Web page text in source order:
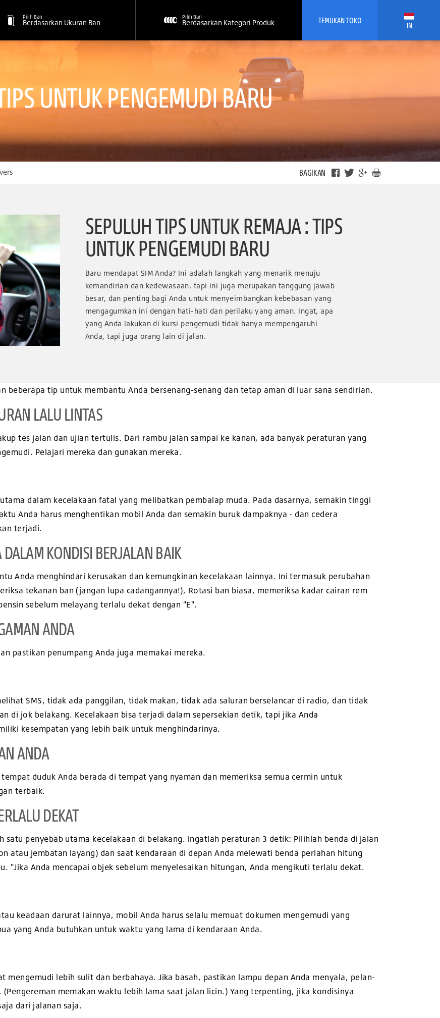
Pilih Ban
Berdasarkan Ukuran Ban
Pilih Ban
Berdasarkan Kategori Produk TEMUKAN TOKO IN
UNTUK PENGEMUDI BARU
BAGIKAN
SEPULUH TIPS UNTUK REMAJA : TIPS
UNTUK PENGEMUDI BARU
Baru mendapat SIM Anda? Ini adalah langkah yang menarik menuju
kemandirian dan kedewasaan, tapi ini juga merupakan tanggung jawab
besar, dan penting bagi Anda untuk menyeimbangkan kebebasan yang
mengagumkan ini dengan hati-hati dan perilaku yang aman. Ingat, apa
yang Anda lakukan di kursi pengemudi tidak hanya mempengaruhi
Anda, tapi juga orang lain di jalan.
beberapa tip untuk membantu Anda bersenang-senang dan tetap aman di luar sana sendirian.
LALU LINTAS
tes jalan dan ujian tertulis. Dari rambu jalan sampai ke kanan, ada banyak peraturan yang
Pelajari mereka dan gunakan mereka.
dalam kecelakaan fatal yang melibatkan pembalap muda. Pada dasarnya, semakin tinggi
Anda harus menghentikan mobil Anda dan semakin buruk dampaknya - dan cedera
terjadi.
KONDISI BERJALAN BAIK
Anda menghindari kerusakan dan kemungkinan kecelakaan lainnya. Ini termasuk perubahan
tekanan ban (jangan lupa cadangannya!), Rotasi ban biasa, memeriksa kadar cairan rem
sebelum melayang terlalu dekat dengan "E".
ANDA
pastikan penumpang Anda juga memakai mereka.
SMS, tidak ada panggilan, tidak makan, tidak ada saluran berselancar di radio, dan tidak
di jok belakang. Kecelakaan bisa terjadi dalam sepersekian detik, tapi jika Anda
kesempatan yang lebih baik untuk menghindarinya.
ANDA
duduk Anda berada di tempat yang nyaman dan memeriksa semua cermin untuk
terbaik.
DEKAT
satu penyebab utama kecelakaan di belakang. Ingatlah peraturan 3 detik: Pilihlah benda di jalan
atau jembatan layang) dan saat kendaraan di depan Anda melewati benda perlahan hitung
"Jika Anda mencapai objek sebelum menyelesaikan hitungan, Anda mengikuti terlalu dekat.
keadaan darurat lainnya, mobil Anda harus selalu memuat dokumen mengemudi yang
yang Anda butuhkan untuk waktu yang lama di kendaraan Anda.
mengemudi lebih sulit dan berbahaya. Jika basah, pastikan lampu depan Anda menyala, pelan-
memakan waktu lebih lama saat jalan licin.) Yang terpenting, jika kondisinya
dari jalanan saja.